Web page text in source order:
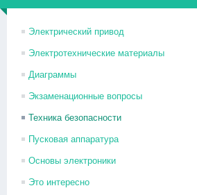
Электрический привод
Электротехнические материалы
Диаграммы
Экзаменационные вопросы
Техника безопасности
Пусковая аппаратура
Основы электроники
Это интересно